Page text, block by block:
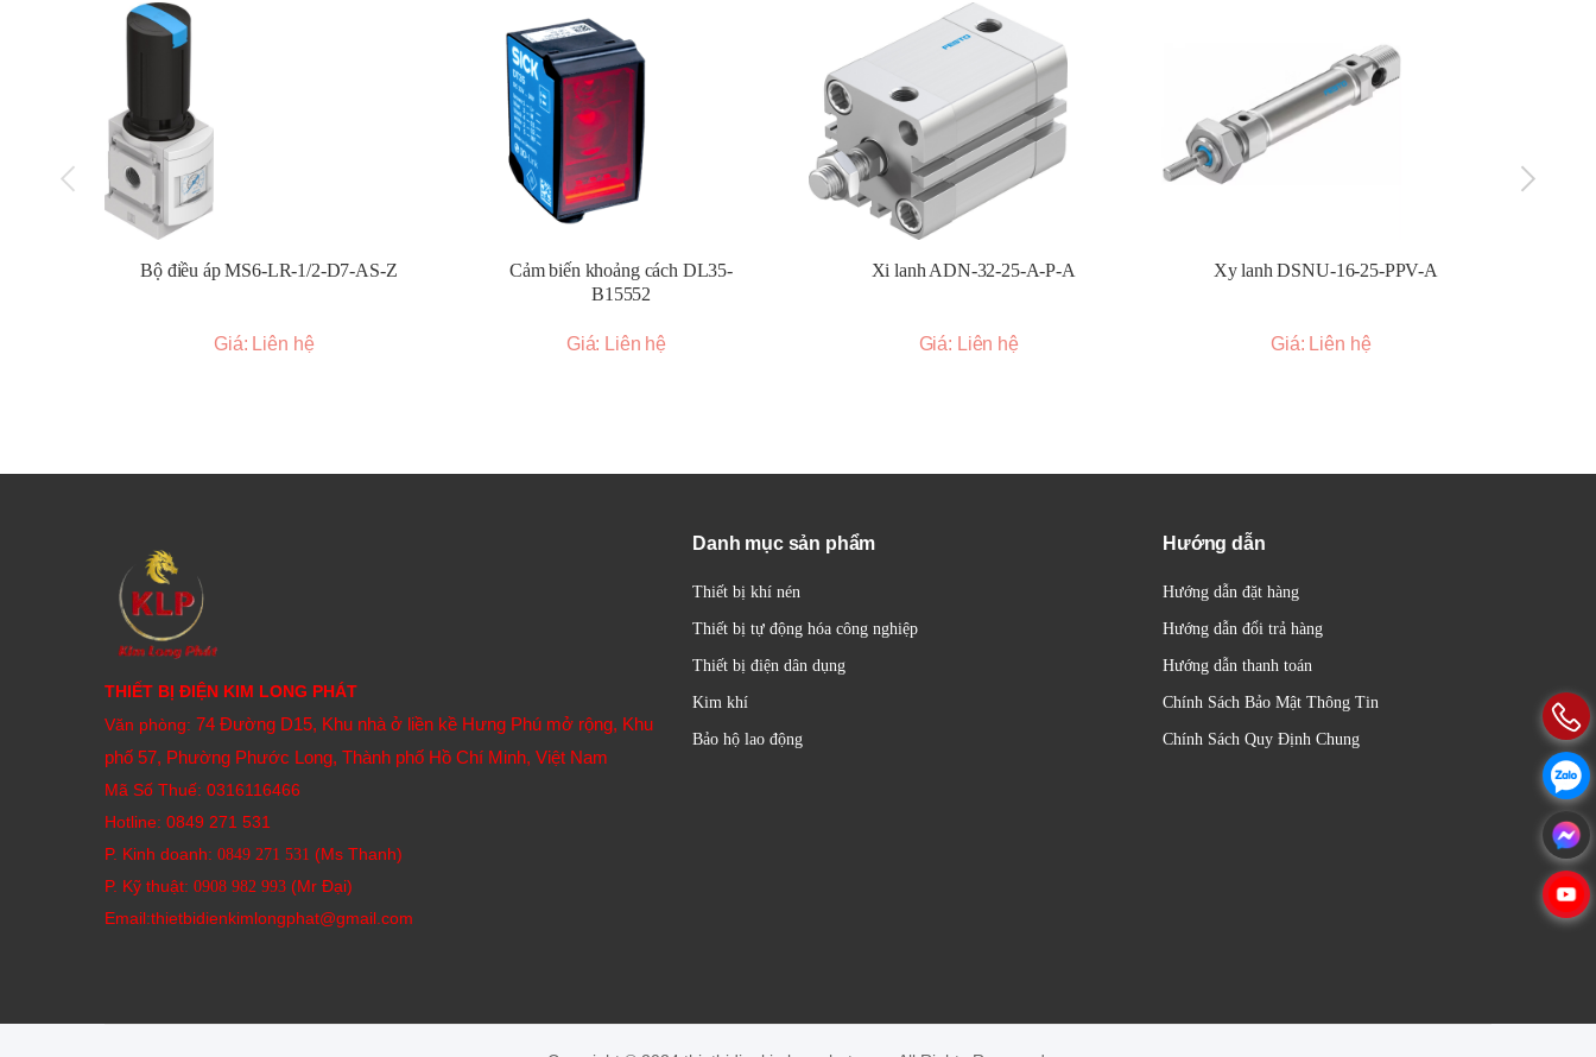
Bộ điều áp MS6-LR-1/2-D7-AS-Z
Giá: Liên hệ
Cảm biến khoảng cách DL35-
B15552
Giá: Liên hệ
Xi lanh ADN-32-25-A-P-A
Giá: Liên hệ
Xy lanh DSNU-16-25-PPV-A
Giá: Liên hệ
THIẾT BỊ ĐIỆN KIM LONG PHÁT
Văn phòng: 74 Đường D15, Khu nhà ở liền kề Hưng Phú mở rộng, Khu
phố 57, Phường Phước Long, Thành phố Hồ Chí Minh, Việt Nam
Mã Số Thuế: 0316116466
Hotline: 0849 271 531
P. Kinh doanh: 0849 271 531 (Ms Thanh)
P. Kỹ thuật: 0908 982 993​ (Mr Đại)
Email:thietbidienkimlongphat@gmail.com
Danh mục sản phẩm
Thiết bị khí nén
Thiết bị tự động hóa công nghiệp
Thiết bị điện dân dụng
Kim khí
Bảo hộ lao động
Hướng dẫn
Hướng dẫn đặt hàng
Hướng dẫn đổi trả hàng
Hướng dẫn thanh toán
Chính Sách Bảo Mật Thông Tin
Chính Sách Quy Định Chung